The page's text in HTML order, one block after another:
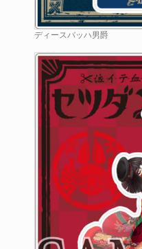
ディースバッハ男爵